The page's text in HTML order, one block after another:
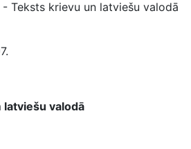
Teksts krievu un latviešu valodā
valodā